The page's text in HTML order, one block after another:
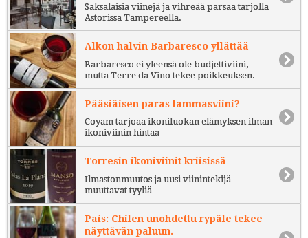
Saksalaisia viinejä ja vihreää parsaa tarjolla
Astorissa Tampereella.
Alkon halvin Barbaresco yllättää
Barbaresco ei yleensä ole budjettiviini,
mutta Terre da Vino tekee poikkeuksen.
Pääsiäisen paras lammasviini?
Coyam tarjoaa ikoniluokan elämyksen ilman
ikoniviinin hintaa
Torresin ikoniviinit kriisissä
Ilmastonmuutos ja uusi viinintekijä
muuttavat tyyliä
País: Chilen unohdettu rypäle tekee
näyttävän paluun.